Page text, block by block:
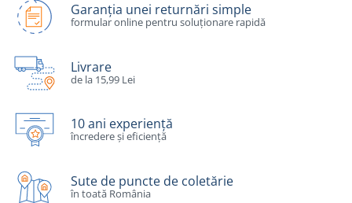
Garanția unei returnări simple
formular online pentru soluționare rapidă
Livrare
de la 15,99 Lei
10 ani experiență
încredere și eficiență
Sute de puncte de coletărie
în toată România